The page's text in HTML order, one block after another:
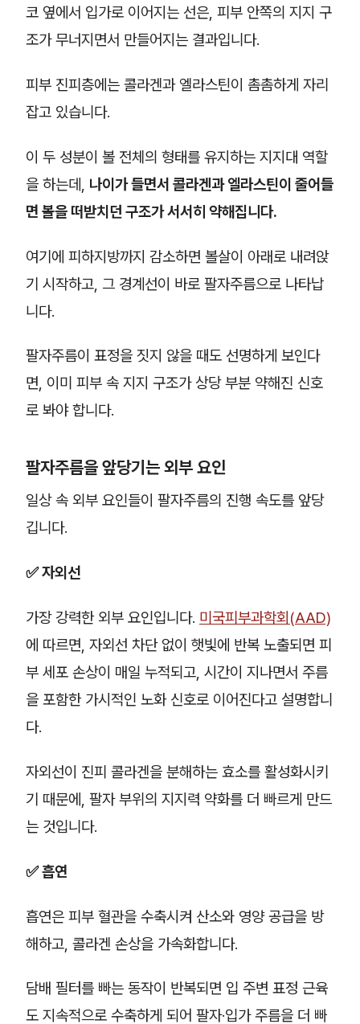
코 옆에서 입가로 이어지는 선은, 피부 안쪽의 지지 구
조가 무너지면서 만들어지는 결과입니다.
피부 진피층에는 콜라겐과 엘라스틴이 촘촘하게 자리
잡고 있습니다.
이 두 성분이 볼 전체의 형태를 유지하는 지지대 역할
을 하는데, 나이가 들면서 콜라겐과 엘라스틴이 줄어들
면 볼을 떠받치던 구조가 서서히 약해집니다.
여기에 피하지방까지 감소하면 볼살이 아래로 내려앉
기 시작하고, 그 경계선이 바로 팔자주름으로 나타납
니다.
팔자주름이 표정을 짓지 않을 때도 선명하게 보인다
면, 이미 피부 속 지지 구조가 상당 부분 약해진 신호
로 봐야 합니다.
팔자주름을 앞당기는 외부 요인
일상 속 외부 요인들이 팔자주름의 진행 속도를 앞당
깁니다.
✅ 자외선
가장 강력한 외부 요인입니다. 미국피부과학회(AAD)
에 따르면, 자외선 차단 없이 햇빛에 반복 노출되면 피
부 세포 손상이 매일 누적되고, 시간이 지나면서 주름
을 포함한 가시적인 노화 신호로 이어진다고 설명합니
다.
자외선이 진피 콜라겐을 분해하는 효소를 활성화시키
기 때문에, 팔자 부위의 지지력 약화를 더 빠르게 만드
는 것입니다.
✅ 흡연
흡연은 피부 혈관을 수축시켜 산소와 영양 공급을 방
해하고, 콜라겐 손상을 가속화합니다.
담배 필터를 빠는 동작이 반복되면 입 주변 표정 근육
도 지속적으로 수축하게 되어 팔자·입가 주름을 더 빠